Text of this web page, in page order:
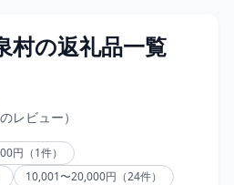
村の返礼品一覧
レビュー）
円（1件）
10,001〜20,000円（24件）